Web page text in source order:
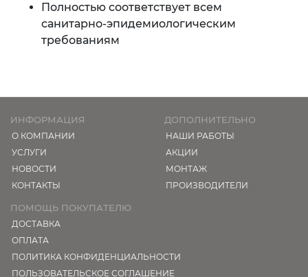
Полностью соответствует всем
санитарно-эпидемиологическим
требованиям
ИНФОРМАЦИЯ
О КОМПАНИИ
УСЛУГИ
НОВОСТИ
КОНТАКТЫ
ДОПОЛНИТЕЛЬНО
НАШИ РАБОТЫ
АКЦИИ
МОНТАЖ
ПРОИЗВОДИТЕЛИ
ПОМОЩЬ ПОКУПАТЕЛЮ
ДОСТАВКА
ОПЛАТА
ПОЛИТИКА КОНФИДЕНЦИАЛЬНОСТИ
ПОЛЬЗОВАТЕЛЬСКОЕ СОГЛАШЕНИЕ